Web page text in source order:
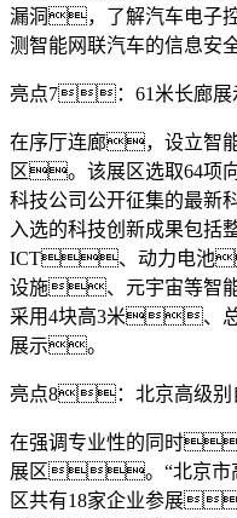
漏洞，了解汽车电子
测智能网联汽车的信息
亮点7：61米长廊展
在序厅连廊，设立智
区。该展区选取64项
科技公司公开征集的最
入选的科技创新成果包
ICT、动力电池
设施、元宇宙等智
采用4块高3米、总
展示。
亮点8：北京高级别
在强调专业性的同时
展区。“北京市高
区共有18家企业参展